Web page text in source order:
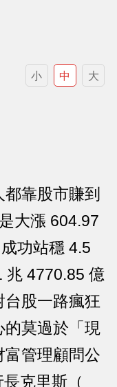
小 中 大
靠股市賺到
大漲 604.97
功站穩 4.5
兆 4770.85 億
台股一路瘋狂
的莫過於「現
管理顧問公
克里斯（